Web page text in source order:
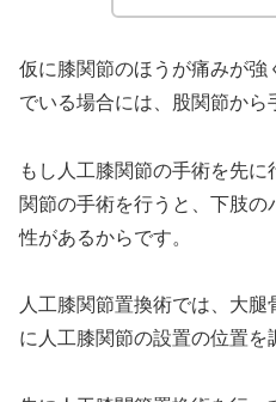
仮に膝関節のほうが痛みが
でいる場合には、股関節から
もし人工膝関節の手術を先
関節の手術を行うと、下肢
性があるからです。
人工膝関節置換術では、大
に人工膝関節の設置の位置を